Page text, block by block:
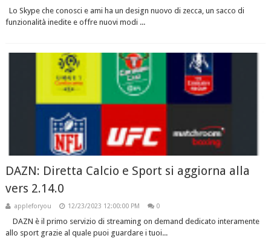
Lo Skype che conosci e ami ha un design nuovo di zecca, un sacco di
funzionalità inedite e offre nuovi modi ...
DAZN: Diretta Calcio e Sport si aggiorna alla
vers 2.14.0
appleforyou 12/23/2023 12:00:00 PM 0
DAZN è il primo servizio di streaming on demand dedicato interamente
allo sport grazie al quale puoi guardare i tuoi...